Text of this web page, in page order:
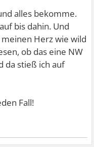
alles bekomme.
bis dahin. Und
Herz wie wild
ob das eine NW
da stieß ich auf
Fall!